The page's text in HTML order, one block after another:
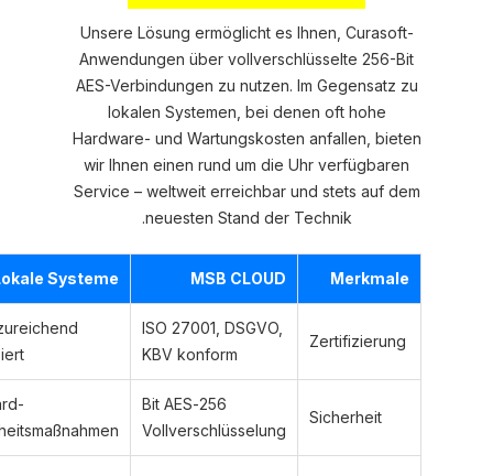
Unsere Lösung ermöglicht es Ihnen, Curasoft-
Anwendungen über vollverschlüsselte 256-Bit
AES-Verbindungen zu nutzen. Im Gegensatz zu
lokalen Systemen, bei denen oft hohe
Hardware- und Wartungskosten anfallen, bieten
wir Ihnen einen rund um die Uhr verfügbaren
Service – weltweit erreichbar und stets auf dem
neuesten Stand der Technik.
Merkmale
MSB CLOUD
Lokale Systeme
Zertifizierung
ISO 27001, DSGVO,
KBV konform
Oft unzureichend
zertifiziert
Sicherheit
256-Bit AES
Vollverschlüsselung
Standard-
Sicherheitsmaßnahmen